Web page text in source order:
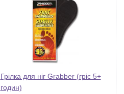
Грілка для ніг Grabber (гріє 5+
годин)